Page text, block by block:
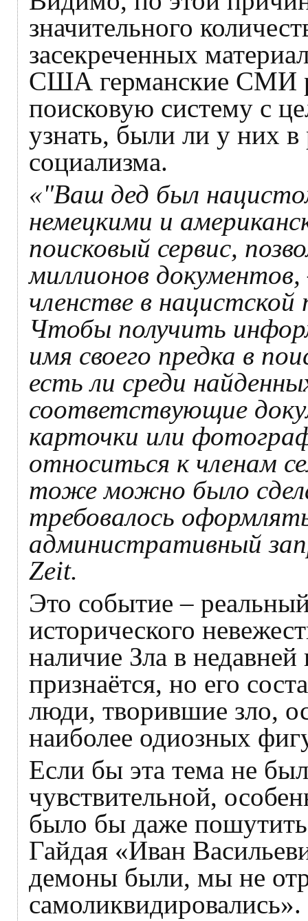
значительного
засекреченных
США германские СМИ
поисковую систему с
узнать, были ли у них
социализма.
«"Ваш дед был
немецкими и
поисковый сервис,
миллионов
членстве в
Чтобы получить
имя своего предка в
есть ли среди
соответствующие
карточки или
относиться к членам
тоже можно было
требовалось
административный
Zeit.
Это событие –
исторического
наличие Зла в
признаётся, но его
люди, творившие зло,
наиболее одиозных
Если бы эта тема не
чувствительной,
было бы даже
Гайдая «Иван
демоны были, мы не
самоликвидировались».